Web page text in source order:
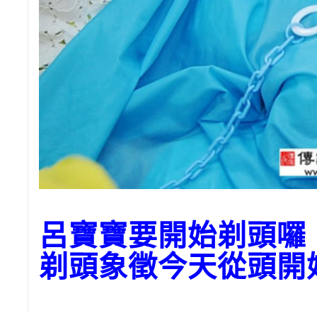
呂寶寶要開始剃頭
剃頭象徵今天從頭